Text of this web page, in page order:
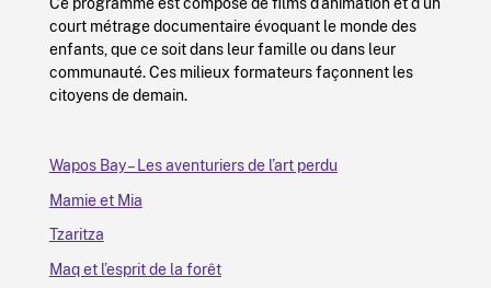
court métrage documentaire évoquant le monde des
enfants, que ce soit dans leur famille ou dans leur
communauté. Ces milieux formateurs façonnent les
citoyens de demain.
Wapos Bay – Les aventuriers de l’art perdu
Mamie et Mia
Tzaritza
Maq et l’esprit de la forêt